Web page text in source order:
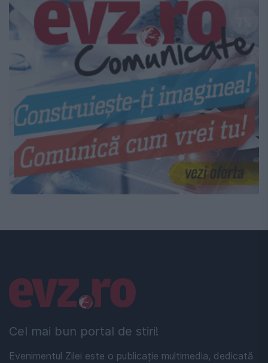
Cel mai bun portal de stiri!
Evenimentul Zilei este o publicație multimedia, dedicată
Linkuri utile